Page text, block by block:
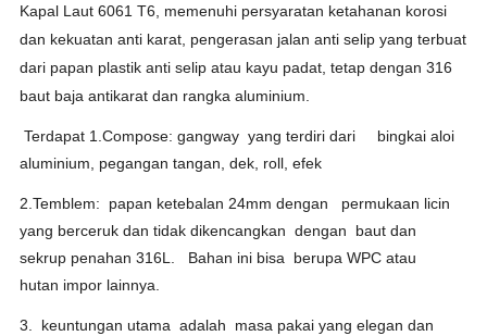
Kapal Laut 6061 T6, memenuhi persyaratan ketahanan korosi
dan kekuatan anti karat, pengerasan jalan anti selip yang terbuat
dari papan plastik anti selip atau kayu padat, tetap dengan 316
baut baja antikarat dan rangka aluminium.
Terdapat 1.Compose: gangway yang terdiri dari
bingkai aloi
aluminium, pegangan tangan, dek, roll, efek
2.Temblem: papan ketebalan 24mm dengan permukaan licin
yang berceruk dan tidak dikencangkan dengan baut dan
sekrup penahan 316L. Bahan ini bisa berupa WPC atau
hutan impor lainnya.
3. keuntungan utama adalah masa pakai yang elegan dan